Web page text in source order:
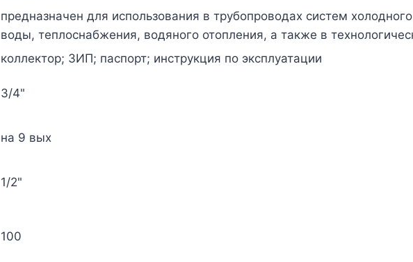
предназначен для использования в трубопроводах систем
воды, теплоснабжения, водяного отопления, а также в
коллектор; ЗИП; паспорт; инструкция по эксплуатации
3/4"
на 9 вых
1/2"
100